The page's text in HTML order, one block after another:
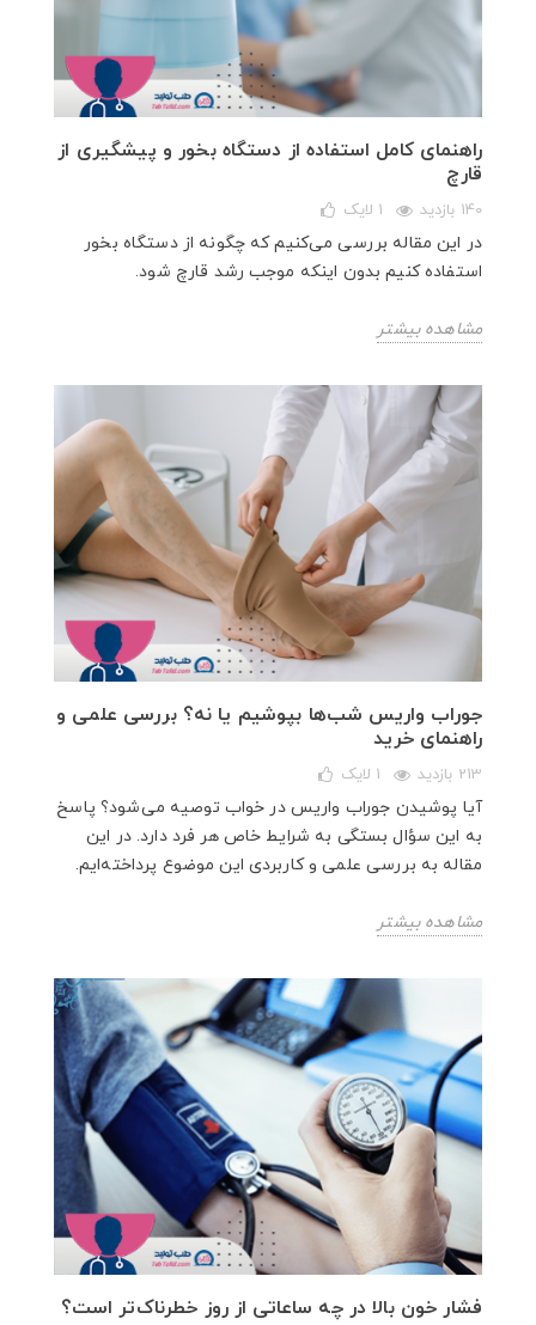
راهنمای کامل استفاده از دستگاه بخور و پیشگیری از
قارچ
140 بازدید 1 لایک
در این مقاله بررسی می‌کنیم که چگونه از دستگاه بخور
استفاده کنیم بدون اینکه موجب رشد قارچ شود.
مشاهده بیشتر
جوراب واریس شب‌ها بپوشیم یا نه؟ بررسی علمی و
راهنمای خرید
213 بازدید 1 لایک
آیا پوشیدن جوراب واریس در خواب توصیه می‌شود؟ پاسخ
به این سؤال بستگی به شرایط خاص هر فرد دارد. در این
مقاله به بررسی علمی و کاربردی این موضوع پرداخته‌ایم.
مشاهده بیشتر
فشار خون بالا در چه ساعاتی از روز خطرناک‌تر است؟